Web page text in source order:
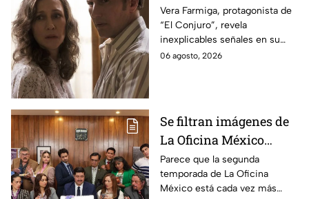
revela INQUIETANTES
señales en su cuerpo
durante la grabación de
la película
Vera Farmiga, protagonista de
“El Conjuro”, revela
inexplicables señales en su
cuerpo durante el rodaje de la
06 agosto, 2026
Se filtran imágenes de
La Oficina México
temporada 2 y un
detalle desata teorías
entre los fans
Parece que la segunda
temporada de La Oficina
México está cada vez más